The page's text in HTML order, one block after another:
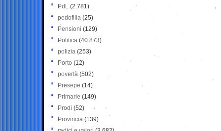
PdL (2.781)
pedofilia (25)
Pensioni (129)
Politica (40.873)
polizia (253)
Porto (12)
povertà (502)
Presepe (14)
Primarie (149)
Prodi (52)
Provincia (139)